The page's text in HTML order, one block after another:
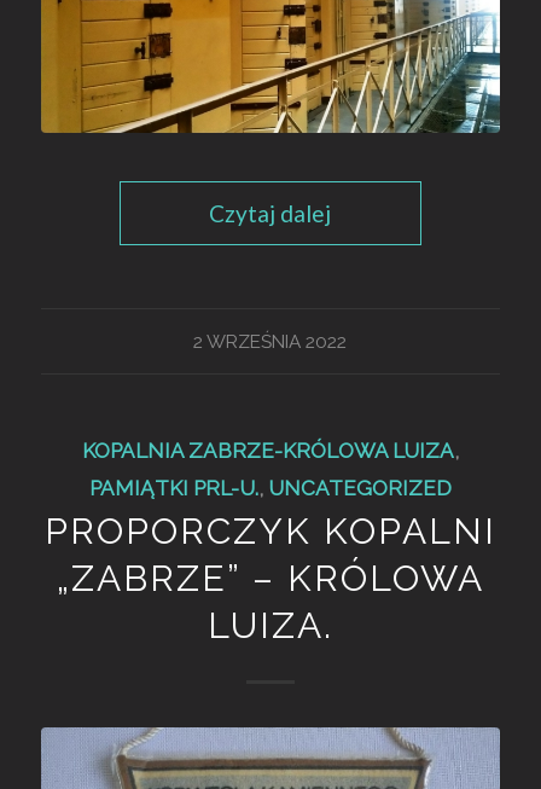
Czytaj dalej
2 WRZEŚNIA 2022
KOPALNIA ZABRZE-KRÓLOWA LUIZA,
PAMIĄTKI PRL-U., UNCATEGORIZED
PROPORCZYK KOPALNI
„ZABRZE” – KRÓLOWA
LUIZA.